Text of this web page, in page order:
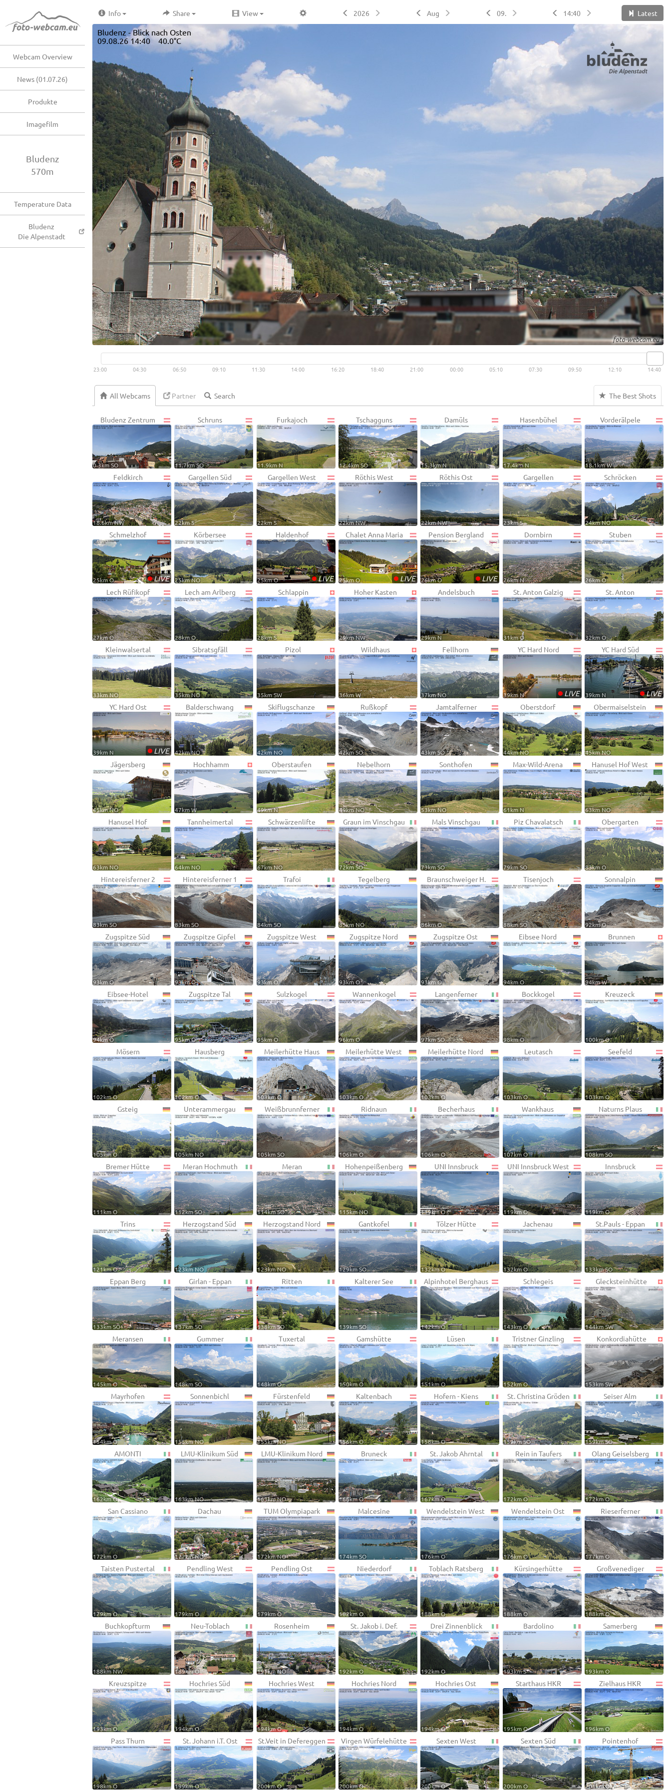
Webcam Overview
News (01.07.26)
Produkte
Imagefilm
Bludenz
570m
Temperature Data
Bludenz
Die Alpenstadt
Info Share View 2026 Aug 09. 14:40 Latest
Bludenz - Blick nach Osten
09.08.26 14:40 40.0°C
Live video available → View
23:00 04:30 06:50 09:10 11:30 14:00 16:20 18:40 21:00 00:00 05:10 07:30 09:50 12:10 14:40
All Webcams The Best Shots
Partner
Bludenz Zentrum
0.3km SO
Schruns
11.7km SO
Furkajoch
11.9km N
Tschagguns
12.4km SO
Damüls
15.3km N
Hasenbühel
17.4km N
Vorderälpele
18.1km W
Feldkirch
18.6km NW
Gargellen Süd
22km S
Gargellen West
22km S
Röthis West
22km NW
Röthis Ost
22km NW
Gargellen
23km S
Schröcken
24km NO
Schmelzhof
•LIVE
25km O
Körbersee
25km NO
Haldenhof
•LIVE
25km O
Chalet Anna Maria
•LIVE
25km O
Pension Bergland
•LIVE
26km O
Dornbirn
26km N
Stuben
26km O
Lech Rüfikopf
27km O
Lech am Arlberg
28km O
Schlappin
28km S
Hoher Kasten
29km NW
Andelsbuch
29km N
St. Anton Galzig
31km O
St. Anton
32km O
Kleinwalsertal
33km NO
Sibratsgfäll
35km NO
Pizol
35km SW
Wildhaus
36km W
Fellhorn
37km NO
YC Hard Nord
•LIVE
39km N
YC Hard Süd
•LIVE
39km N
YC Hard Ost
•LIVE
39km N
Balderschwang
42km NO
Skiflugschanze
42km NO
Rußkopf
42km SO
Jamtalferner
43km SO
Oberstdorf
44km NO
Obermaiselstein
45km NO
Jägersberg
45km NO
Hochhamm
47km W
Oberstaufen
49km N
Nebelhorn
49km NO
Sonthofen
53km NO
Max-Wild-Arena
61km N
Hanusel Hof West
63km NO
Hanusel Hof
63km NO
Tannheimertal
64km NO
Schwärzenlifte
67km NO
Graun im Vinschgau
72km SO
Mals Vinschgau
73km SO
Piz Chavalatsch
79km SO
Obergarten
83km O
Hintereisferner 2
83km SO
Hintereisferner 1
83km SO
Trafoi
84km SO
Tegelberg
85km NO
Braunschweiger H.
86km O
Tisenjoch
88km SO
Sonnalpin
92km O
Zugspitze Süd
93km O
Zugspitze Gipfel
93km O
Zugspitze West
93km O
Zugspitze Nord
93km O
Zugspitze Ost
93km O
Eibsee Nord
94km O
Brunnen
94km W
Eibsee-Hotel
94km O
Zugspitze Tal
95km O
Sulzkogel
95km O
Wannenkogel
96km O
Langenferner
97km SO
Bockkogel
98km O
Kreuzeck
100km O
Mösern
102km O
Hausberg
102km O
Meilerhütte Haus
103km O
Meilerhütte West
103km O
Meilerhütte Nord
103km O
Leutasch
103km O
Seefeld
103km O
Gsteig
105km O
Unterammergau
105km NO
Weißbrunnferner
105km SO
Ridnaun
106km O
Becherhaus
106km O
Wankhaus
107km O
Naturns Plaus
108km SO
Bremer Hütte
111km O
Meran Hochmuth
112km SO
Meran
114km SO
Hohenpeißenberg
115km NO
UNI Innsbruck
119km O
UNI Innsbruck West
119km O
Innsbruck
119km O
Trins
121km O
Herzogstand Süd
123km NO
Herzogstand Nord
123km NO
Gantkofel
129km SO
Tölzer Hütte
132km O
Jachenau
132km O
St.Pauls - Eppan
133km SO
Eppan Berg
133km SO
Girlan - Eppan
137km SO
Ritten
138km SO
Kalterer See
139km SO
Alpinhotel Berghaus
142km O
Schlegeis
143km O
Glecksteinhütte
144km SW
Meransen
145km O
Gummer
148km SO
Tuxertal
148km O
Gamshütte
150km O
Lüsen
151km O
Tristner Ginzling
152km O
Konkordiahütte
153km SW
Mayrhofen
154km O
Sonnenbichl
155km NO
Fürstenfeld
155km NO
Kaltenbach
156km O
Hofern - Kiens
158km O
St. Christina Gröden
159km SO
Seiser Alm
159km SO
AMONTI
162km O
LMU-Klinikum Süd
163km NO
LMU-Klinikum Nord
163km NO
Bruneck
166km O
St. Jakob Ahrntal
167km O
Rein in Taufers
172km O
Olang Geiselsberg
172km O
San Cassiano
172km O
Dachau
172km NO
TUM Olympiapark
172km NO
Malcesine
174km SO
Wendelstein West
176km O
Wendelstein Ost
176km O
Rieserferner
177km O
Taisten Pustertal
179km O
Pendling West
179km O
Pendling Ost
179km O
Niederdorf
182km O
Toblach Ratsberg
188km O
Kürsingerhütte
188km O
Großvenediger
188km O
Buchkopfturm
188km NW
Neu-Toblach
189km O
Rosenheim
191km NO
St. Jakob i. Def.
192km O
Drei Zinnenblick
192km O
Bardolino
193km S
Samerberg
193km O
Kreuzspitze
193km O
Hochries Süd
194km O
Hochries West
194km O
Hochries Nord
194km O
Hochries Ost
194km O
Starthaus HKR
195km O
Zielhaus HKR
196km O
Pass Thurn
198km O
St. Johann i.T. Ost
199km O
St.Veit in Defereggen
200km O
Virgen Würfelehütte
200km O
Sexten West
200km O
Sexten Süd
200km O
Pointenhof
201km O